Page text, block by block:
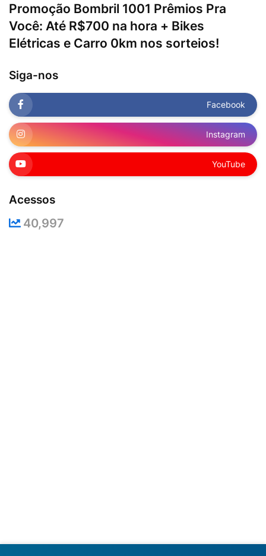
Promoção Bombril 1001 Prêmios Pra
Você: Até R$700 na hora + Bikes
Elétricas e Carro 0km nos sorteios!
Siga-nos
Facebook
Instagram
YouTube
Acessos
40,997